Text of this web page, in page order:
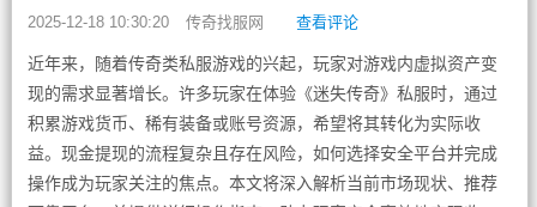
2025-12-18 10:30:20 传奇找服网 查看评论
近年来，随着传奇类私服游戏的兴起，玩家对游戏内虚拟资产变
现的需求显著增长。许多玩家在体验《迷失传奇》私服时，通过
积累游戏货币、稀有装备或账号资源，希望将其转化为实际收
益。现金提现的流程复杂且存在风险，如何选择安全平台并完成
操作成为玩家关注的焦点。本文将深入解析当前市场现状、推荐